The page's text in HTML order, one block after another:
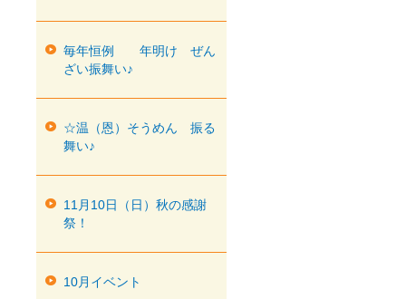
毎年恒例 年明け ぜん
ざい振舞い♪
☆温（恩）そうめん 振る
舞い♪
11月10日（日）秋の感謝
祭！
10月イベント